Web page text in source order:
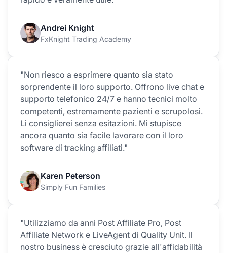
Andrei Knight
FxKnight Trading Academy
"Non riesco a esprimere quanto sia stato
sorprendente il loro supporto. Offrono live chat e
supporto telefonico 24/7 e hanno tecnici molto
competenti, estremamente pazienti e scrupolosi.
Li consiglierei senza esitazioni. Mi stupisce
ancora quanto sia facile lavorare con il loro
software di tracking affiliati."
Karen Peterson
Simply Fun Families
"Utilizziamo da anni Post Affiliate Pro, Post
Affiliate Network e LiveAgent di Quality Unit. Il
nostro business è cresciuto grazie all'affidabilità